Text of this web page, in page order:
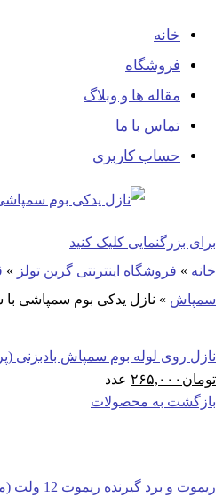
خانه
فروشگاه
مقاله ها و وبلاگ
تماس با ما
حساب کاربری
برای بزرگنمایی کلیک کنید
خانه » فروشگاه اینترنتی گرین تولز »
سمپاش » نازل یدکی بوم سمپاشی
نازل روی لوله بوم سمپاش بادبزنی
قیمت
اصلی:
تومان۲۷۰,۰۰۰
تومان ۲۶۵,۰۰۰قیمت
فعلی:
تومان۲۶۵,۰۰۰.
عدد
بازگشت به محصولات
ریموت و برد